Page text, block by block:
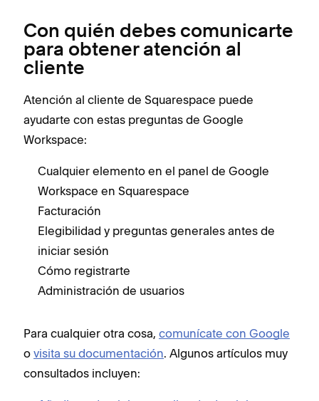
Con quién debes comunicarte
para obtener atención al
cliente
Atención al cliente de Squarespace puede
ayudarte con estas preguntas de Google
Workspace:
Cualquier elemento en el panel de Google
Workspace en Squarespace
Facturación
Elegibilidad y preguntas generales antes de
iniciar sesión
Cómo registrarte
Administración de usuarios
Para cualquier otra cosa, comunícate con Google
o visita su documentación. Algunos artículos muy
consultados incluyen: